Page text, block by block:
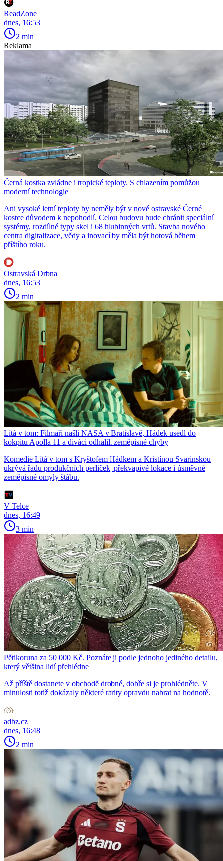
ReadZone
dnes, 16:53
2 min
Reklama
Černá kostka zvládne i tropické teploty. S chlazením pomůžou
moderní technologie
Ani vysoké letní teploty by neměly být v nové ostravské Černé
kostce důvodem k nepohodlí. Celou budovu bude chránit speciální
systémy, rozdílné typy skel i 68 hlubinných vrtů. Stavba nového
centra digitalizace, vědy a inovací by měla být hotová během
příštího roku.
Ostravská Drbna
dnes, 16:53
2 min
Lítá v tom: Filmaři našli NASA v Bratislavě, Hádek usedl do
kokpitu Apolla 11 a diváci odhalili zeměpisné chyby
Komedie Lítá v tom s Kryštofem Hádkem a Kristínou Svarinskou
ukrývá řadu produkčních perliček, překvapivé lokace i úsměvné
zeměpisné omyly štábu.
V Telce
dnes, 16:49
3 min
Pětikoruna za 50 000 Kč. Poznáte ji podle jednoho jediného detailu,
který většina lidí přehlédne
Až příště dostanete v obchodě drobné, dobře si je prohlédněte. V
minulosti totiž dokázaly některé rarity opravdu nabrat na hodnotě.
adbz.cz
dnes, 16:48
2 min